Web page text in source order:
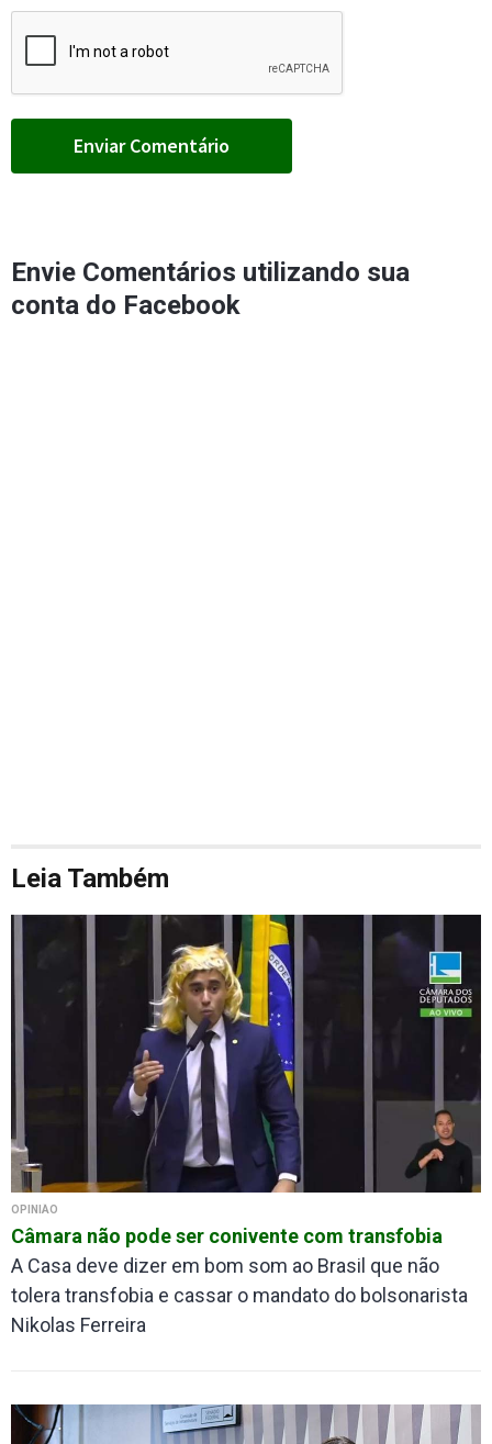
Envie Comentários utilizando sua
conta do Facebook
Leia Também
OPINIÃO
Câmara não pode ser conivente com transfobia
A Casa deve dizer em bom som ao Brasil que não
tolera transfobia e cassar o mandato do bolsonarista
Nikolas Ferreira